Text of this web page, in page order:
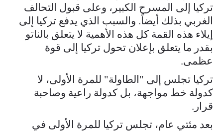
تركيا إلى المسرح الكبير، وعلى قبول التحالف
الغربي بذلك أيضاً. والسبب الذي يدفع تركيا إلى
إيلاء هذه القمة كل هذه الأهمية لا يتعلق بالناتو
بقدر ما يتعلق بإعلان تحول تركيا إلى قوة
عظمى.
تركيا تجلس إلى "الطاولة" للمرة الأولى، لا
كدولة خط مواجهة، بل كدولة راعية وصاحبة
قرار.
بعد مئتي عام، تجلس تركيا للمرة الأولى في